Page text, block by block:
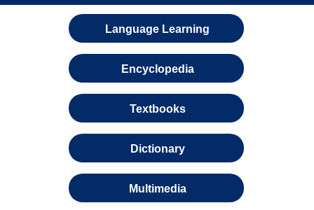
Language Learning
Encyclopedia
Textbooks
Dictionary
Multimedia